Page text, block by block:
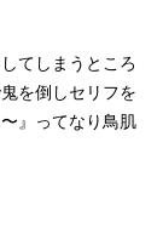
てしまうところ
を倒しセリフを
』ってなり鳥肌